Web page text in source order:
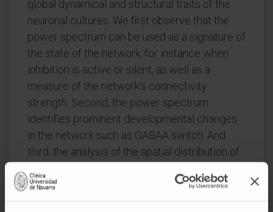
global dynamical and structural traits of the
neuronal cultures. We first observe that the
power spectrum can be used as a signature of
the state of the network, for instance when
inhibition is active or silent, as well as a
measure of the network's connectivity
strength. Second, the power spectrum
identifies prominent developmental changes
in the network such as GABAA switch. And
third, the analysis of the spatial distribution of
controlled disintegration of the network
through CNQX, an AMPA-glutamate receptor